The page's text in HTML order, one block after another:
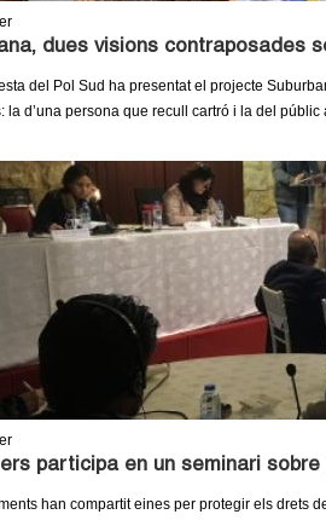
dues visions contraposades
del Pol Sud ha presentat el projecte
la d’una persona que recull cartró i la del públic
participa en un seminari
han compartit eines per protegir els drets